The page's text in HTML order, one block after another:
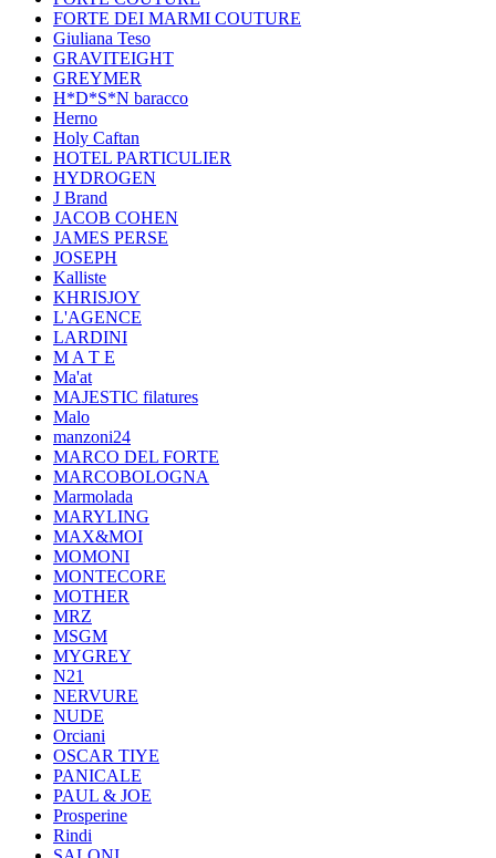
FORTE DEI MARMI COUTURE
Giuliana Teso
GRAVITEIGHT
GREYMER
H*D*S*N baracco
Herno
Holy Caftan
HOTEL PARTICULIER
HYDROGEN
J Brand
JACOB COHEN
JAMES PERSE
JOSEPH
Kalliste
KHRISJOY
L'AGENCE
LARDINI
M A T E
Ma'at
MAJESTIC filatures
Malo
manzoni24
MARCO DEL FORTE
MARCOBOLOGNA
Marmolada
MARYLING
MAX&MOI
MOMONI
MONTECORE
MOTHER
MRZ
MSGM
MYGREY
N21
NERVURE
NUDE
Orciani
OSCAR TIYE
PANICALE
PAUL & JOE
Prosperine
Rindi